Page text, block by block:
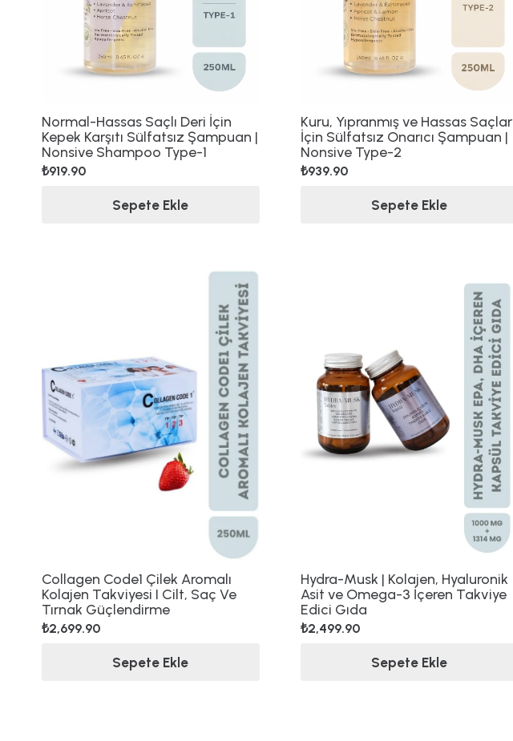
Normal-Hassas Saçlı Deri İçin
Kepek Karşıtı Sülfatsız Şampuan |
Nonsive Shampoo Type-1
₺919.90
Sepete Ekle
Kuru, Yıpranmış ve Hassas Saçlar
İçin Sülfatsız Onarıcı Şampuan |
Nonsive Type-2
₺939.90
Sepete Ekle
Collagen Code1 Çilek Aromalı
Kolajen Takviyesi I Cilt, Saç Ve
Tırnak Güçlendirme
₺2,699.90
Sepete Ekle
Hydra-Musk | Kolajen, Hyaluronik
Asit ve Omega-3 İçeren Takviye
Edici Gıda
₺2,499.90
Sepete Ekle